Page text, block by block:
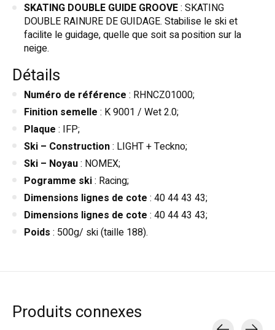
SKATING DOUBLE GUIDE GROOVE: SKATING
DOUBLE RAINURE DE GUIDAGE. Stabilise le ski et
facilite le guidage, quelle que soit sa position sur la
neige.
Détails
Numéro de référence : RHNCZ01000;
Finition semelle : K 9001 / Wet 2.0;
Plaque : IFP;
Ski – Construction: LIGHT + Teckno;
Ski – Noyau: NOMEX;
Pogramme ski: Racing;
Dimensions lignes de cote : 40 44 43 43;
Dimensions lignes de cote : 40 44 43 43;
Poids : 500g/ ski (taille 188).
Produits connexes